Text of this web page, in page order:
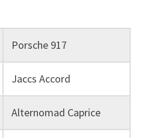
Porsche 917
Jaccs Accord
Alternomad Caprice